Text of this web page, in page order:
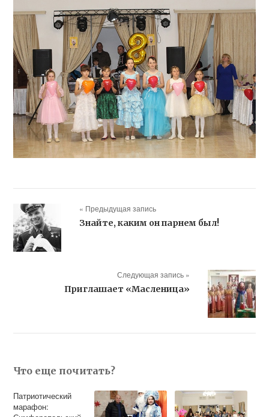
« Предыдущая запись
Знайте, каким он парнем был!
Следующая запись »
Приглашает «Масленица»
Что еще почитать?
Патриотический
марафон: